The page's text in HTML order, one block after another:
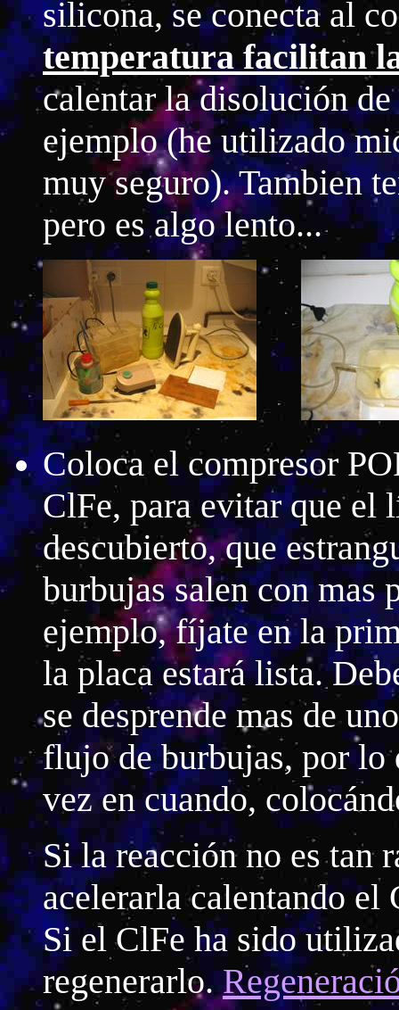
silicona, se conecta al
temperatura facilitan
calentar la disolución
ejemplo (he utilizado
muy seguro). Tambien
pero es algo lento...
Coloca el compresor
ClFe, para evitar que el
descubierto, que
burbujas salen con mas
ejemplo, fíjate en la
la placa estará lista.
se desprende mas de
flujo de burbujas, por lo
vez en cuando,
Si la reacción no es tan
acelerarla calentando
Si el ClFe ha sido
regenerarlo.